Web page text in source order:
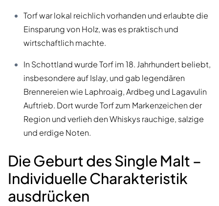
Torf war lokal reichlich vorhanden und erlaubte die
Einsparung von Holz, was es praktisch und
wirtschaftlich machte.
In Schottland wurde Torf im 18. Jahrhundert beliebt,
insbesondere auf Islay, und gab legendären
Brennereien wie Laphroaig, Ardbeg und Lagavulin
Auftrieb. Dort wurde Torf zum Markenzeichen der
Region und verlieh den Whiskys rauchige, salzige
und erdige Noten.
Die Geburt des Single Malt –
Individuelle Charakteristik
ausdrücken